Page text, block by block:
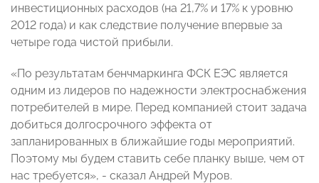
инвестиционных расходов (на 21,7% и 17% к уровню
2012 года) и как следствие получение впервые за
четыре года чистой прибыли.
«По результатам бенчмаркинга ФСК ЕЭС является
одним из лидеров по надежности электроснабжения
потребителей в мире. Перед компанией стоит задача
добиться долгосрочного эффекта от
запланированных в ближайшие годы мероприятий.
Поэтому мы будем ставить себе планку выше, чем от
нас требуется», - сказал Андрей Муров.